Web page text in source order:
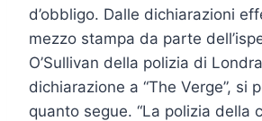
d’obbligo. Dalle dichiarazioni
mezzo stampa da parte
O’Sullivan della polizia di
dichiarazione a “The Verge”, si
quanto segue. “La polizia della